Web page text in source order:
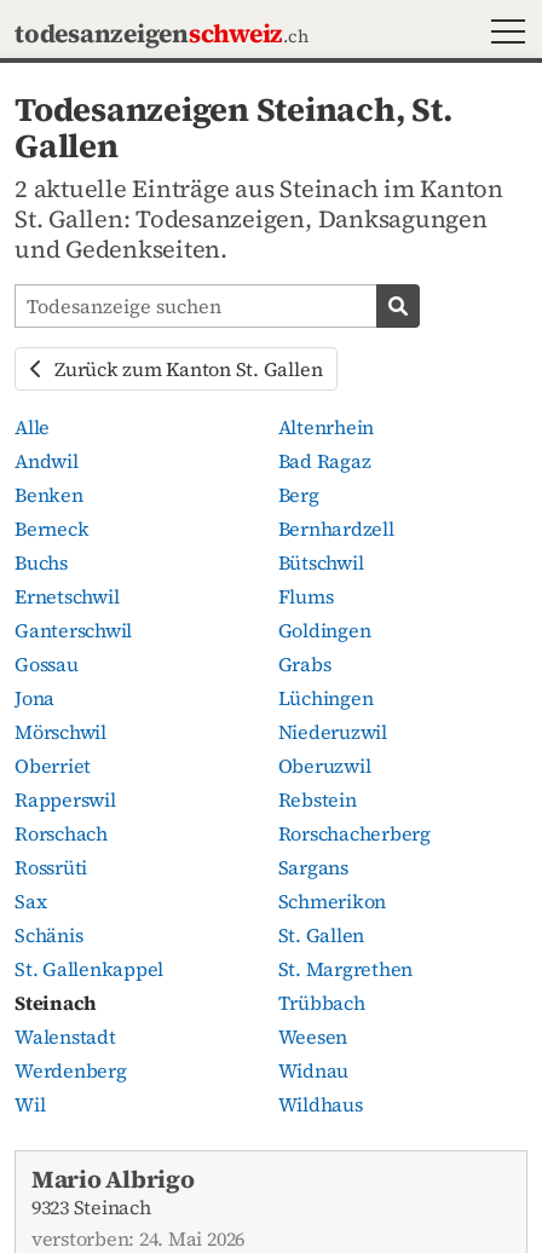
todesanzeigenschweiz.ch
Todesanzeigen Steinach, St.
Gallen
2 aktuelle Einträge aus Steinach im Kanton
St. Gallen: Todesanzeigen, Danksagungen
und Gedenkseiten.
Todesanzeigen-Portal durchsuchen
Todesanzeige
Zurück zum Kanton St. Gallen
Alle
Altenrhein
Andwil
Bad Ragaz
Benken
Berg
Berneck
Bernhardzell
Buchs
Bütschwil
Ernetschwil
Flums
Ganterschwil
Goldingen
Gossau
Grabs
Jona
Lüchingen
Mörschwil
Niederuzwil
Oberriet
Oberuzwil
Rapperswil
Rebstein
Rorschach
Rorschacherberg
Rossrüti
Sargans
Sax
Schmerikon
Schänis
St. Gallen
St. Gallenkappel
St. Margrethen
Steinach
Trübbach
Walenstadt
Weesen
Werdenberg
Widnau
Wil
Wildhaus
Aktuelle Todesanzeigen
Mario Albrigo
9323 Steinach
verstorben: 24. Mai 2026